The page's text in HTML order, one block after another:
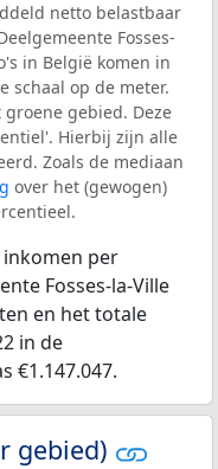
netto belastbaar
Fosses-
in België komen in
schaal op de meter.
gebied. Deze
Hierbij zijn alle
Zoals de mediaan
over het (gewogen)
per
Fosses-la-Ville
en het totale
in de
€1.147.047.
gebied)